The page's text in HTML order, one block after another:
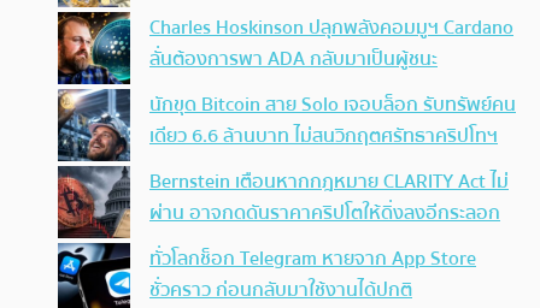
Charles Hoskinson ปลุกพลังคอมมูฯ Cardano
ลั่นต้องการพา ADA กลับมาเป็นผู้ชนะ
นักขุด Bitcoin สาย Solo เจอบล็อก รับทรัพย์คน
เดียว 6.6 ล้านบาท ไม่สนวิกฤตศรัทธาคริปโทฯ
Bernstein เตือนหากกฎหมาย CLARITY Act ไม่
ผ่าน อาจกดดันราคาคริปโตให้ดิ่งลงอีกระลอก
ทั่วโลกช็อก Telegram หายจาก App Store
ชั่วคราว ก่อนกลับมาใช้งานได้ปกติ